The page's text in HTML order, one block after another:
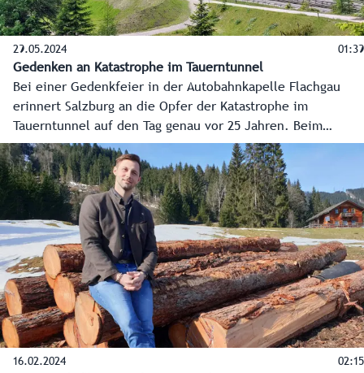
29.05.2024 01:39
Gedenken an Katastrophe im Tauerntunnel
Bei einer Gedenkfeier in der Autobahnkapelle Flachgau
erinnert Salzburg an die Opfer der Katastrophe im
Tauerntunnel auf den Tag genau vor 25 Jahren. Beim
ökumenischen Gottesdienst waren auch Überlebende des
folgenschweren Verkehrsunfalls im Tunnel anwesend.
16.02.2024 02:15